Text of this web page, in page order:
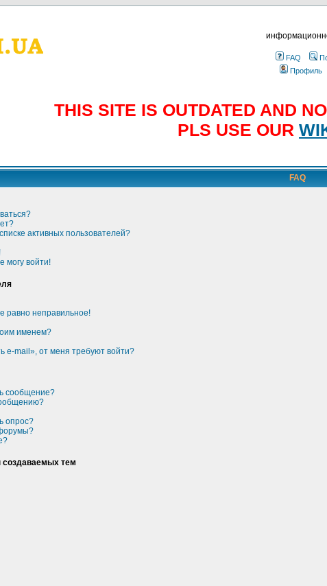
FAQ
Профиль
THIS SITE IS OUTDATED AND
PLS USE OUR
FAQ
активных пользователей?
могу войти!
равно неправильное!
именем?
e-mail», от меня требуют войти?
сообщение?
опрос?
создаваемых тем